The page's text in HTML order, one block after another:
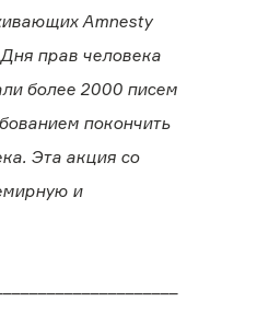
Amnesty
прав человека
более 2000 писем
покончить
Эта акция со
и